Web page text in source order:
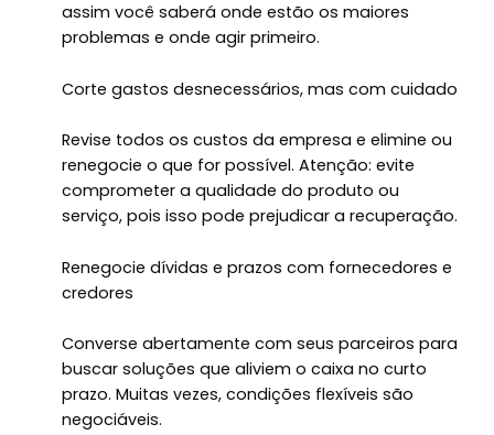
assim você saberá onde estão os maiores
problemas e onde agir primeiro.
Corte gastos desnecessários, mas com cuidado
Revise todos os custos da empresa e elimine ou
renegocie o que for possível. Atenção: evite
comprometer a qualidade do produto ou
serviço, pois isso pode prejudicar a recuperação.
Renegocie dívidas e prazos com fornecedores e
credores
Converse abertamente com seus parceiros para
buscar soluções que aliviem o caixa no curto
prazo. Muitas vezes, condições flexíveis são
negociáveis.